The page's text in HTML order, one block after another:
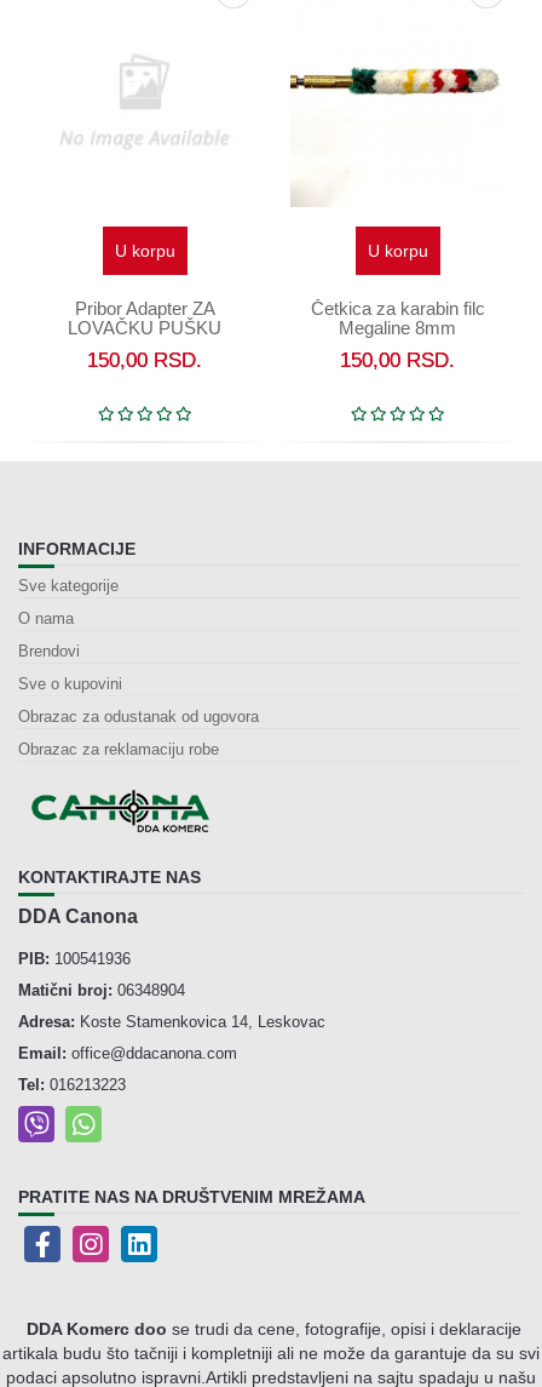
U korpu
Pribor Adapter ZA
LOVAČKU PUŠKU
150,00 RSD.
U korpu
Četkica za karabin filc
Megaline 8mm
150,00 RSD.
INFORMACIJE
Sve kategorije
O nama
Brendovi
Sve o kupovini
Obrazac za odustanak od ugovora
Obrazac za reklamaciju robe
KONTAKTIRAJTE NAS
DDA Canona
PIB: 100541936
Matični broj: 06348904
Adresa: Koste Stamenkovica 14, Leskovac
Email: office@ddacanona.com
Tel: 016213223
PRATITE NAS NA DRUŠTVENIM MREŽAMA
DDA Komerc doo se trudi da cene, fotografije, opisi i deklaracije
artikala budu što tačniji i kompletniji ali ne može da garantuje da su svi
podaci apsolutno ispravni.Artikli predstavljeni na sajtu spadaju u našu